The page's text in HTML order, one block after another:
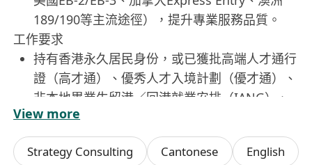
189/190等主流途徑），提升專業服務品質。
工作要求
持有香港永久居民身份，或已獲批高端人才通行
證（高才通）、優秀人才入境計劃（優才通）、
非本地畢業生留港／回港就業安排（IANG）、
受養人入境簽證或其他合法在港工作許可。
具備學士學歷，曾實際參與至少一個國家（英國
／美國／加拿大／澳洲）之移民申請案件，熟悉
View more
Strategy Consulting Cantonese
English